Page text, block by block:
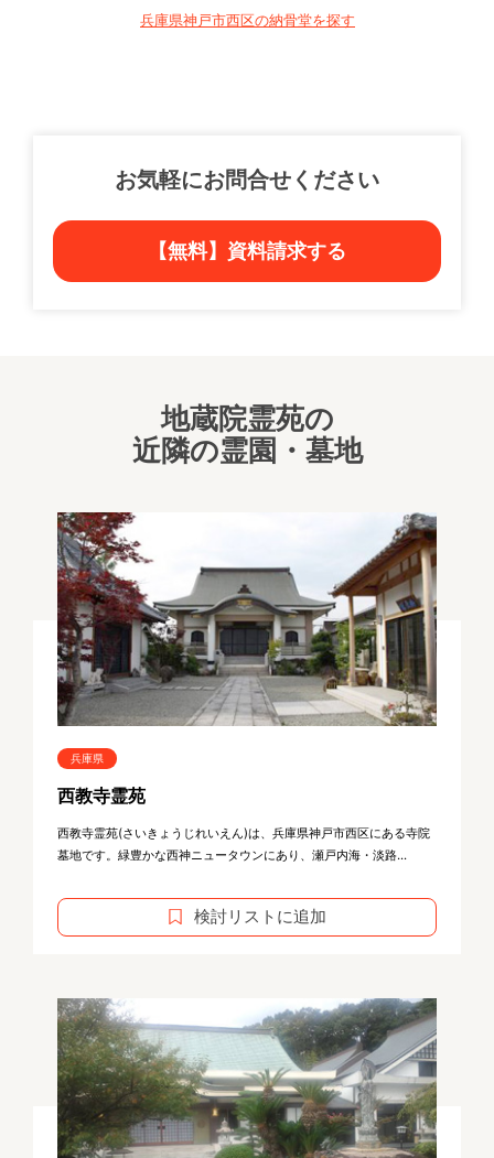
兵庫県神戸市西区の納骨堂を探す
お気軽にお問合せください
【無料】資料請求する
地蔵院霊苑の
近隣の霊園・墓地
兵庫県
西教寺霊苑
西教寺霊苑(さいきょうじれいえん)は、兵庫県神戸市西区にある寺院
墓地です。緑豊かな西神ニュータウンにあり、瀬戸内海・淡路...
検討リストに追加